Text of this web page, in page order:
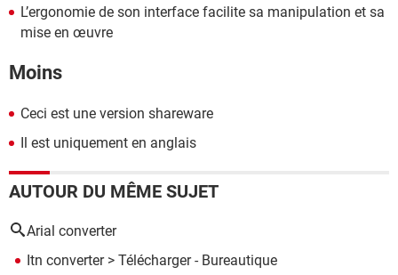
L’ergonomie de son interface facilite sa manipulation et sa
mise en œuvre
Moins
Ceci est une version shareware
Il est uniquement en anglais
AUTOUR DU MÊME SUJET
Arial converter
Itn converter> Télécharger - Bureautique